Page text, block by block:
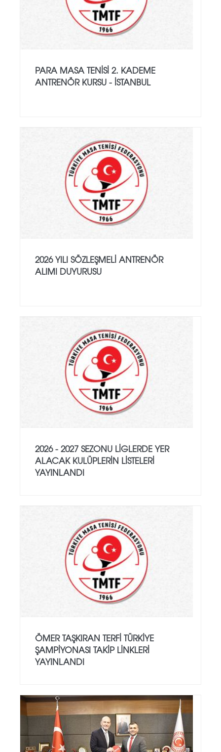
PARA MASA TENISI 2. KADEME
ANTRENÖR KURSU - İSTANBUL
2026 YILI SÖZLEŞMELI ANTRENÖR
ALIMI DUYURUSU
2026 - 2027 SEZONU LIGLERDE YER
ALACAK KULÜPLERIN LISTELERI
YAYINLANDI
ÖMER TAŞKIRAN TERFI TÜRKIYE
ŞAMPIYONASI TAKIP LINKLERI
YAYINLANDI